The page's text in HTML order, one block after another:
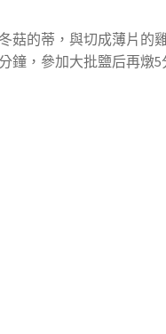
菇的蒂，與切成薄片的
鐘，參加大批鹽后再燉5